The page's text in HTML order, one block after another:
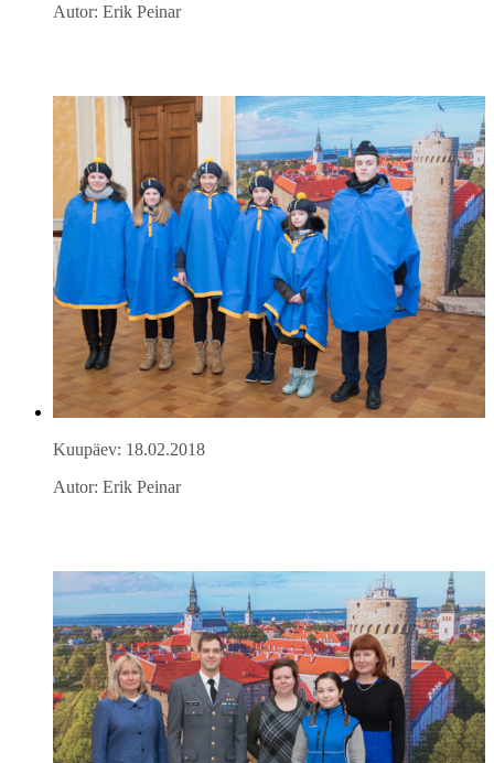
Autor: Erik Peinar
Kuupäev: 18.02.2018
Autor: Erik Peinar